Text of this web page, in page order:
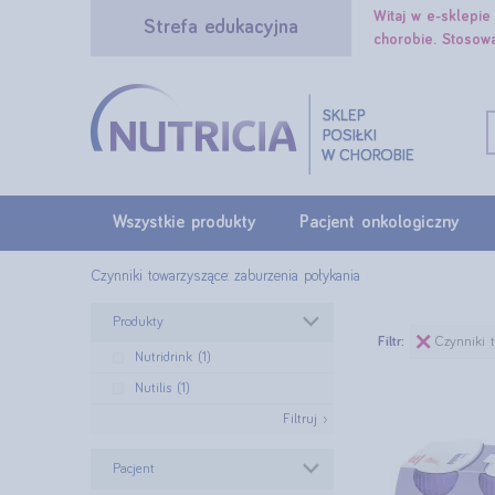
Strefa edukacyjna
Witaj w e-sklepie
chorobie.
Wszystkie produkty Pacjent onkologiczny
Czynniki towarzyszące: zaburzenia połykania
Produkty
Nutridrink (1)
Nutilis (1)
Filtruj ›
Pacjent
Filtr: Czynniki